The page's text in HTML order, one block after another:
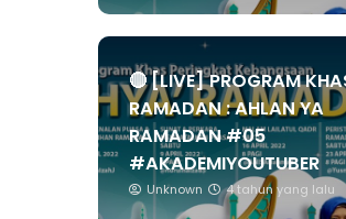
🔴 [LIVE] PROGRAM
RAMADAN : AHLAN YA
RAMADAN #05
#AKADEMIYOUTUBER
Unknown 4 tahun yang lalu